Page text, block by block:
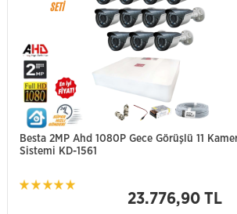
Besta 2MP Ahd 1080P Gece Görüşlü 11
Sistemi KD-1561
23.776,90 TL